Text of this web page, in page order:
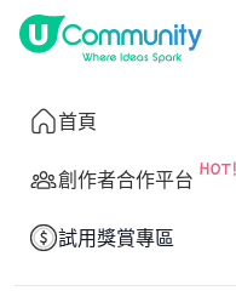
首頁
創作者合作平台
試用獎賞專區